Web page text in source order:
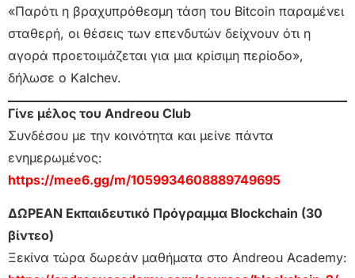
«Παρότι η βραχυπρόθεσμη τάση του Bitcoin παραμένει
σταθερή, οι θέσεις των επενδυτών δείχνουν ότι η
αγορά προετοιμάζεται για μια κρίσιμη περίοδο»,
δήλωσε ο Kalchev.
Γίνε μέλος του Andreou Club
Συνδέσου με την κοινότητα και μείνε πάντα
ενημερωμένος:
https://mee6.gg/m/1059934608889749695
ΔΩΡΕΑΝ Εκπαιδευτικό Πρόγραμμα Blockchain (30
βίντεο)
Ξεκίνα τώρα δωρεάν μαθήματα στο Andreou Academy: